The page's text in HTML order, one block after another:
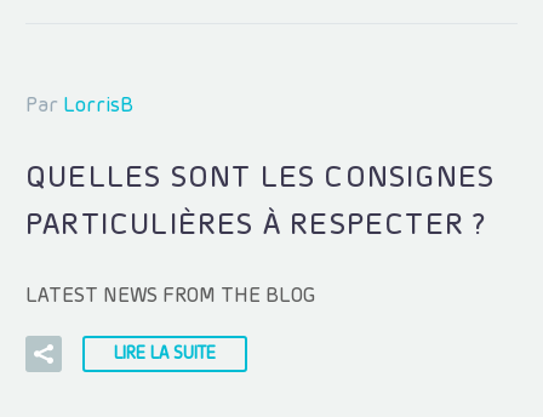
Par LorrisB
QUELLES SONT LES CONSIGNES
PARTICULIÈRES À RESPECTER ?
LATEST NEWS FROM THE BLOG
LIRE LA SUITE